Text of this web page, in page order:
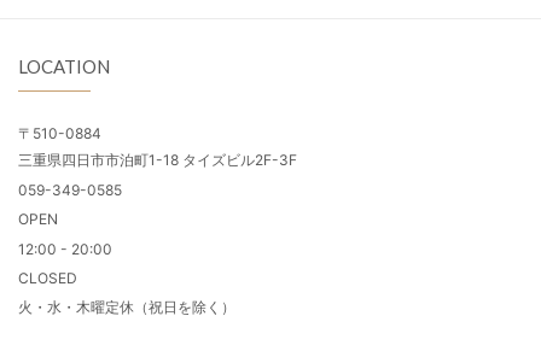
LOCATION
〒510-0884
三重県四日市市泊町1-18 タイズビル2F-3F
059-349-0585
OPEN
12:00 - 20:00
CLOSED
火・水・木曜定休（祝日を除く）